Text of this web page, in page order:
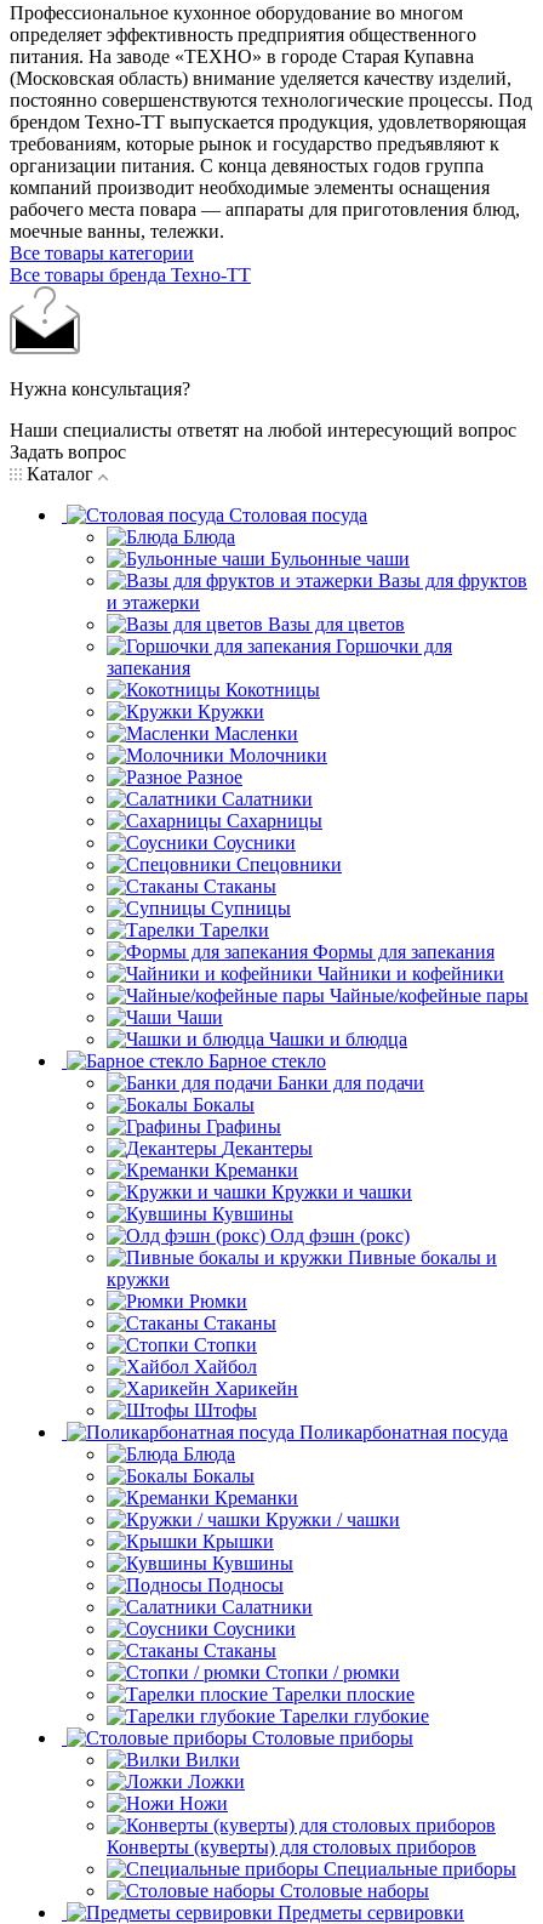
Профессиональное кухонное оборудование во многом
определяет эффективность предприятия общественного
питания. На заводе «ТЕХНО» в городе Старая Купавна
(Московская область) внимание уделяется качеству изделий,
постоянно совершенствуются технологические процессы. Под
брендом Техно-ТТ выпускается продукция, удовлетворяющая
требованиям, которые рынок и государство предъявляют к
организации питания. С конца девяностых годов группа
компаний производит необходимые элементы оснащения
рабочего места повара — аппараты для приготовления блюд,
моечные ванны, тележки.
Все товары категории
Все товары бренда Техно-ТТ
Нужна консультация?
Наши специалисты ответят на любой интересующий вопрос
Задать вопрос
Каталог
Столовая посуда
Блюда
Бульонные чаши
Вазы для фруктов
и этажерки
Вазы для цветов
Горшочки для
запекания
Кокотницы
Кружки
Масленки
Молочники
Разное
Салатники
Сахарницы
Соусники
Спецовники
Стаканы
Супницы
Тарелки
Формы для запекания
Чайники и кофейники
Чайные/кофейные пары
Чаши
Чашки и блюдца
Барное стекло
Банки для подачи
Бокалы
Графины
Декантеры
Креманки
Кружки и чашки
Кувшины
Олд фэшн (рокс)
Пивные бокалы и
кружки
Рюмки
Стаканы
Стопки
Хайбол
Харикейн
Штофы
Поликарбонатная посуда
Блюда
Бокалы
Креманки
Кружки / чашки
Крышки
Кувшины
Подносы
Салатники
Соусники
Стаканы
Стопки / рюмки
Тарелки плоские
Тарелки глубокие
Столовые приборы
Вилки
Ложки
Ножи
Конверты (куверты) для столовых приборов
Специальные приборы
Столовые наборы
Предметы сервировки